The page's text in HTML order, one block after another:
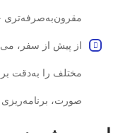
مقرون‌به‌صرفه‌تری
از پیش از سفر،
مختلف را به‌دقت
صورت،